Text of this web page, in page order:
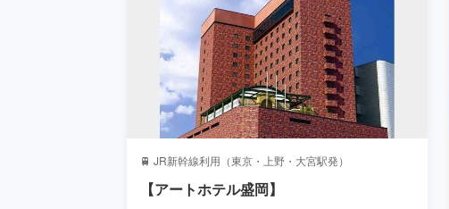
🚆 JR新幹線利用（東京・上野・大宮駅発）
【アートホテル盛岡】